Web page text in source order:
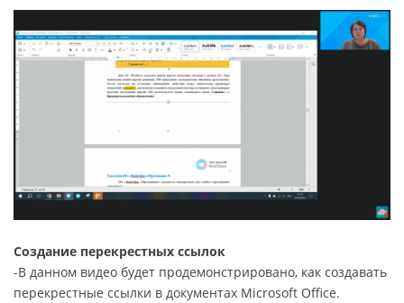
Создание перекрестных ссылок
-В данном видео будет продемонстрировано, как создавать
перекрестные ссылки в документах Microsoft Office.